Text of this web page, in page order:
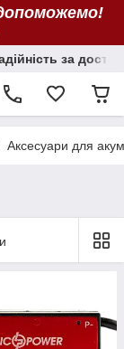
за
Аксесуари для